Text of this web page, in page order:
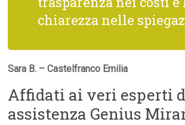
chiarezza nelle
Sara B. – Castelfranco Emilia
Affidati ai veri esperti
assistenza Genius